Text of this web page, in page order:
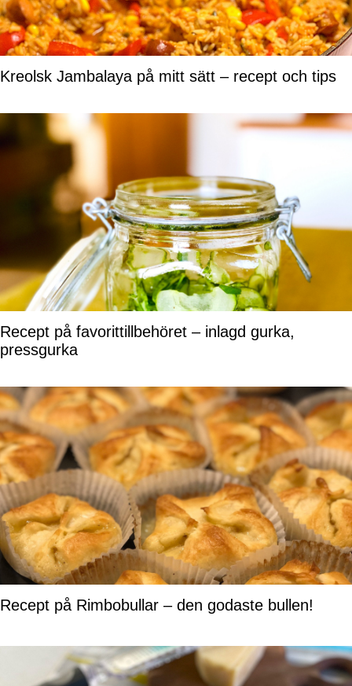
Kreolsk Jambalaya på mitt sätt – recept och tips
Recept på favorittillbehöret – inlagd gurka,
pressgurka
Recept på Rimbobullar – den godaste bullen!